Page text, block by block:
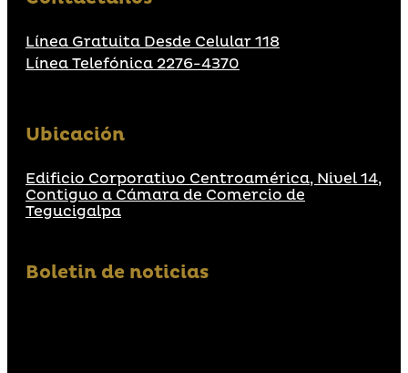
Línea Gratuita Desde Celular 118
Línea Telefónica 2276-4370
Ubicación
Edificio Corporativo Centroamérica, Nivel 14,
Contiguo a Cámara de Comercio de
Tegucigalpa
Boletin de noticias